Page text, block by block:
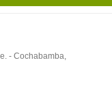
- Cochabamba,